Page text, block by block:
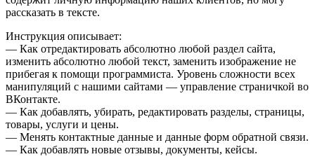
рассказать в тексте.
Инструкция описывает:
— Как отредактировать абсолютно любой раздел сайта,
изменить абсолютно любой текст, заменить изображение не
прибегая к помощи программиста. Уровень сложности всех
манипуляций с нашими сайтами — управление страничкой во
ВКонтакте.
— Как добавлять, убирать, редактировать разделы, страницы,
товары, услуги и цены.
— Менять контактные данные и данные форм обратной связи.
— Как добавлять новые отзывы, документы, кейсы.